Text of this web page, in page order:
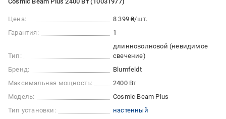
Цена:
8 399 ₴/шт.
Гарантия:
1
Тип:
длинноволновой (невидимое
свечение)
Бренд:
Blumfeldt
Максимальная мощность:
2400 Вт
Модель:
Cosmic Beam Plus
Тип установки:
настенный